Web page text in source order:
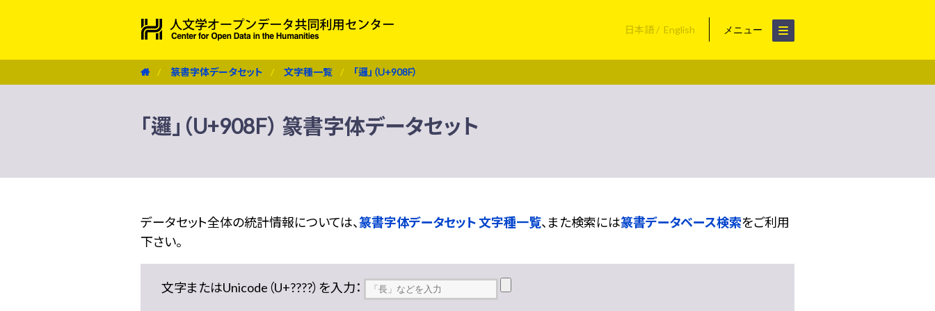
日本語 English メニュー
篆書字体データセット 文字種一覧 「邏」（U+908F）
「邏」（U+908F） 篆書字体データセット
データセット全体の統計情報については、篆書字体データセット 文字種一覧、また検索には篆書データベース検索をご利用
下さい。
文字またはUnicode（U+????）を入力：